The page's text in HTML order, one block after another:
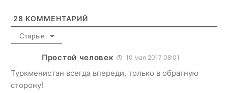
28 КОММЕНТАРИЙ
Старые
Простой человек 10 мая 2017 08:01
Туркменистан всегда впереди, только в обратную
сторону!